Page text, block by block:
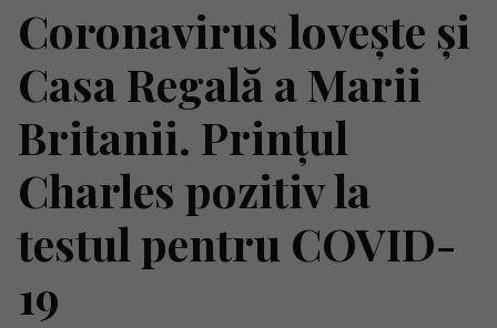
Coronavirus lovește și
Casa Regală a Marii
Britanii. Prințul
Charles pozitiv la
testul pentru COVID-
19